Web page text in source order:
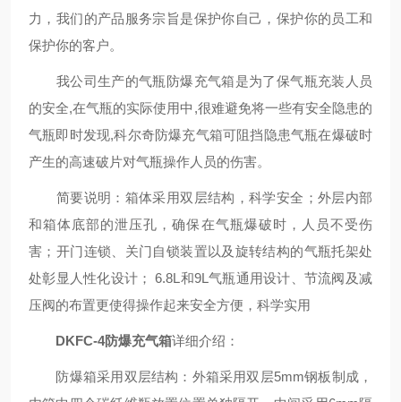
力，我们的产品服务宗旨是保护你自己，保护你的员工和
保护你的客户。
我公司生产的气瓶防爆充气箱是为了保气瓶充装人员
的安全,在气瓶的实际使用中,很难避免将一些有安全隐患的
气瓶即时发现,科尔奇防爆充气箱可阻挡隐患气瓶在爆破时
产生的高速破片对气瓶操作人员的伤害。
简要说明：箱体采用双层结构，科学安全；外层内部
和箱体底部的泄压孔，确保在气瓶爆破时，人员不受伤
害；开门连锁、关门自锁装置以及旋转结构的气瓶托架处
处彰显人性化设计； 6.8L和9L气瓶通用设计、节流阀及减
压阀的布置更使得操作起来安全方便，科学实用
DKFC-4防爆充气箱详细介绍：
防爆箱采用双层结构：外箱采用双层5mm钢板制成，